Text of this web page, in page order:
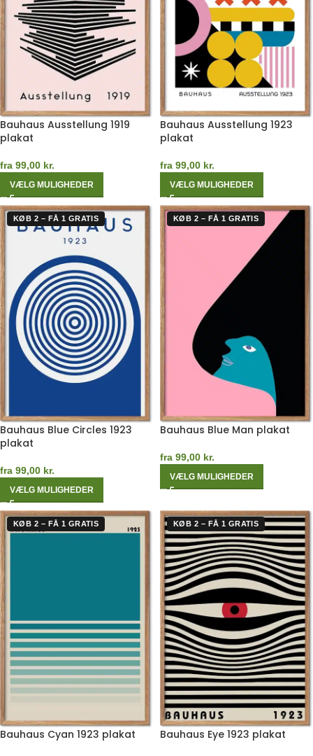
Bauhaus Ausstellung 1919
plakat
fra 99,00 kr.
VÆLG MULIGHEDER
Bauhaus Ausstellung 1923
plakat
fra 99,00 kr.
VÆLG MULIGHEDER
KØB 2 – FÅ 1 GRATIS
Bauhaus Blue Circles 1923
plakat
fra 99,00 kr.
VÆLG MULIGHEDER
KØB 2 – FÅ 1 GRATIS
Bauhaus Blue Man plakat
fra 99,00 kr.
VÆLG MULIGHEDER
KØB 2 – FÅ 1 GRATIS
Bauhaus Cyan 1923 plakat
KØB 2 – FÅ 1 GRATIS
Bauhaus Eye 1923 plakat